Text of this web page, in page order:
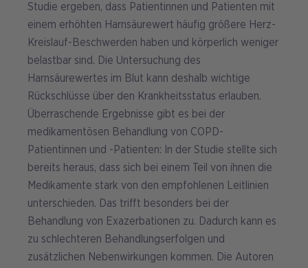
Studie ergeben, dass Patientinnen und Patienten mit
einem erhöhten Harnsäurewert häufig größere Herz-
Kreislauf-Beschwerden haben und körperlich weniger
belastbar sind. Die Untersuchung des
Harnsäurewertes im Blut kann deshalb wichtige
Rückschlüsse über den Krankheitsstatus erlauben.
Überraschende Ergebnisse gibt es bei der
medikamentösen Behandlung von COPD-
Patientinnen und -Patienten: In der Studie stellte sich
bereits heraus, dass sich bei einem Teil von ihnen die
Medikamente stark von den empfohlenen Leitlinien
unterschieden. Das trifft besonders bei der
Behandlung von Exazerbationen zu. Dadurch kann es
zu schlechteren Behandlungserfolgen und
zusätzlichen Nebenwirkungen kommen. Die Autoren